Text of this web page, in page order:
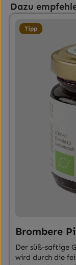
Produktgalerie
Dazu
Tipp
Brombere
Der süß-saftige
wird durch die